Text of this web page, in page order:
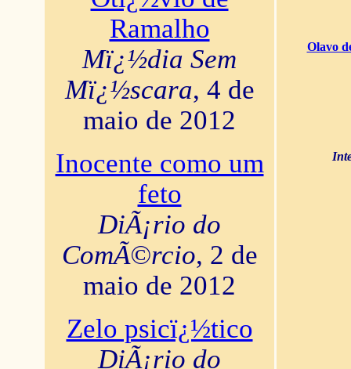
Ramalho
Mï¿½dia Sem
Mï¿½scara, 4 de
maio de 2012
Inocente como um
feto
DiÃ¡rio do
ComÃ©rcio, 2 de
maio de 2012
Zelo psicï¿½tico
DiÃ¡rio do
Olavo